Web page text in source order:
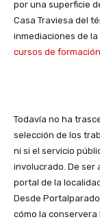
por una superficie
Casa Traviesa del
inmediaciones de la
cursos de formación
Todavía no ha
selección de los
ni si el servicio
involucrado. De ser
portal de la
Desde
cómo la